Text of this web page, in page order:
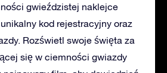
gwieździstej naklejce
kod rejestracyjny oraz
Rozświetl swoje święta za
się w ciemności gwiazdy